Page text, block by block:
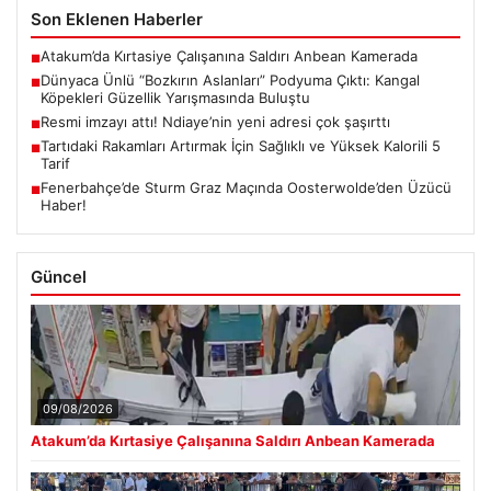
Son Eklenen Haberler
■Atakum’da Kırtasiye Çalışanına Saldırı Anbean Kamerada
■Dünyaca Ünlü “Bozkırın Aslanları” Podyuma Çıktı: Kangal
Köpekleri Güzellik Yarışmasında Buluştu
■Resmi imzayı attı! Ndiaye’nin yeni adresi çok şaşırttı
■Tartıdaki Rakamları Artırmak İçin Sağlıklı ve Yüksek Kalorili 5
Tarif
■Fenerbahçe’de Sturm Graz Maçında Oosterwolde’den Üzücü
Haber!
Güncel
09/08/2026
Atakum’da Kırtasiye Çalışanına Saldırı Anbean Kamerada